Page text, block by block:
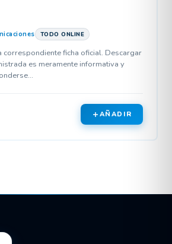
TODO ONLINE
correspondiente ficha oficial. Descargar
es meramente informativa y
AÑADIR